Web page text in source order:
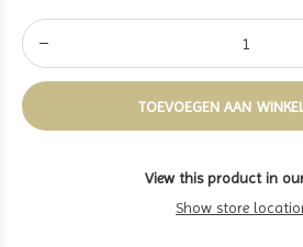
TOEVOEGEN AAN
View this product in
Show store